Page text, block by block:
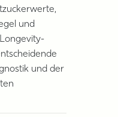
und
und der